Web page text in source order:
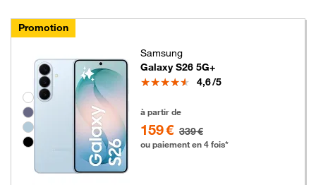
Promotion
Groupe de couleurs disponibles non sélectionnables
Samsung
Galaxy S26 5G+
Note
4,6/5
à partir de
159 € 339 €
ou paiement en 4 fois*